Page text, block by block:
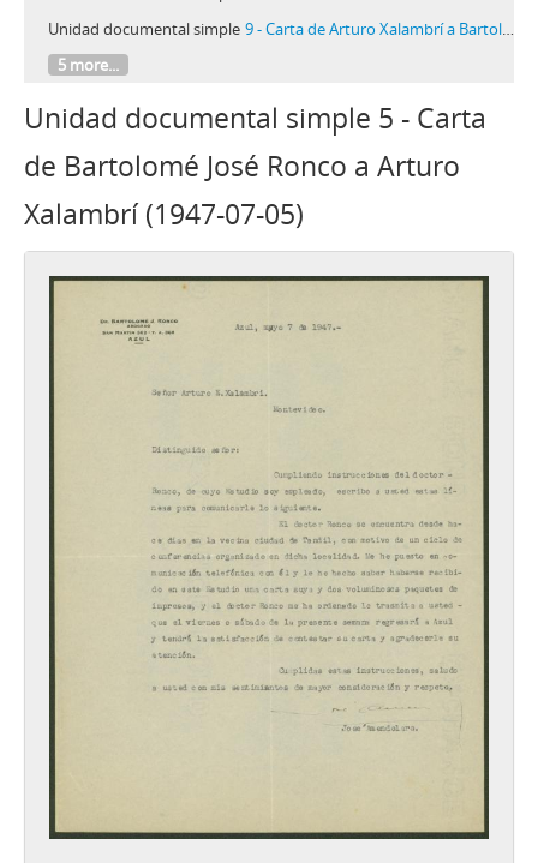
Unidad documental simple 9 - Carta de Arturo Xalambrí a Bartolomé José Ronco (1947-10-31)
5 more...
Unidad documental simple 5 - Carta
de Bartolomé José Ronco a Arturo
Xalambrí (1947-07-05)